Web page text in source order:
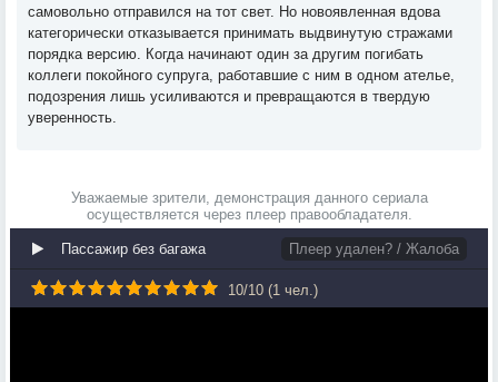
самовольно отправился на тот свет. Но новоявленная вдова
категорически отказывается принимать выдвинутую стражами
порядка версию. Когда начинают один за другим погибать
коллеги покойного супруга, работавшие с ним в одном ателье,
подозрения лишь усиливаются и превращаются в твердую
уверенность.
Уважаемые зрители, демонстрация данного сериала
осуществляется через плеер правообладателя.
Пассажир без багажа Плеер удален? / Жалоба
10/10 (1 чел.)